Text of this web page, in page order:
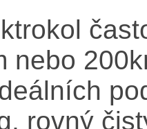
nebo
rovný